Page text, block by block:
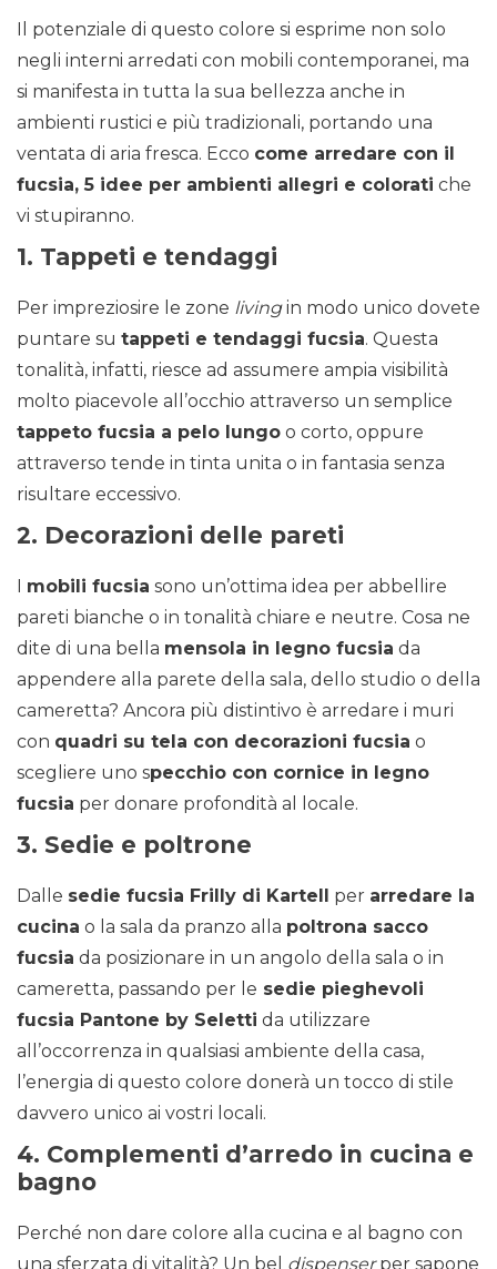
Il potenziale di questo colore si esprime non solo
negli interni arredati con mobili contemporanei, ma
si manifesta in tutta la sua bellezza anche in
ambienti rustici e più tradizionali, portando una
ventata di aria fresca. Ecco come arredare con il
fucsia, 5 idee per ambienti allegri e colorati che
vi stupiranno.
1. Tappeti e tendaggi
Per impreziosire le zone livingin modo unico dovete
puntare su tappeti e tendaggi fucsia. Questa
tonalità, infatti, riesce ad assumere ampia visibilità
molto piacevole all’occhio attraverso un semplice
tappeto fucsia a pelo lungo o corto, oppure
attraverso tende in tinta unita o in fantasia senza
risultare eccessivo.
2. Decorazioni delle pareti
I mobili fucsia sono un’ottima idea per abbellire
pareti bianche o in tonalità chiare e neutre. Cosa ne
dite di una bella mensola in legno fucsia da
appendere alla parete della sala, dello studio o della
cameretta? Ancora più distintivo è arredare i muri
con quadri su tela con decorazioni fucsia o
scegliere uno specchio con cornice in legno
fucsia per donare profondità al locale.
3. Sedie e poltrone
Dalle sedie fucsia Frilly di Kartell per arredare la
cucina o la sala da pranzo alla poltrona sacco
fucsia da posizionare in un angolo della sala o in
cameretta, passando per le sedie pieghevoli
fucsia Pantone by Seletti da utilizzare
all’occorrenza in qualsiasi ambiente della casa,
l’energia di questo colore donerà un tocco di stile
davvero unico ai vostri locali.
4. Complementi d’arredo in cucina e
bagno
Perché non dare colore alla cucina e al bagno con
una sferzata di vitalità? Un bel dispenserper sapone